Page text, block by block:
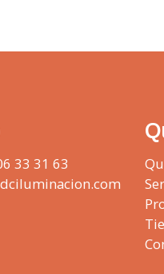
33 31 63